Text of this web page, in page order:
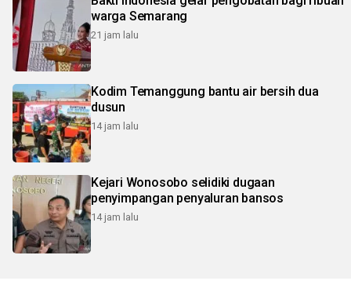
warga Semarang
21 jam lalu
Kodim Temanggung bantu air bersih dua
dusun
14 jam lalu
Kejari Wonosobo selidiki dugaan
penyimpangan penyaluran bansos
14 jam lalu